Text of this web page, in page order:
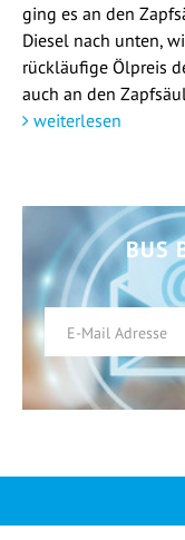
ging es an den
Diesel nach unten,
rückläufige Ölpreis
auch an den
weiterlesen
BUS